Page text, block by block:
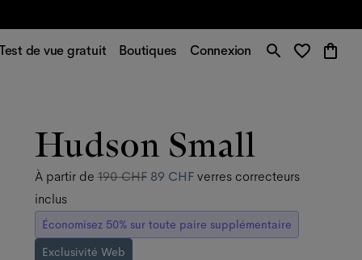
Test de vue gratuit Boutiques Connexion
Hudson Small
À partir de 190 CHF 89 CHF verres correcteurs
inclus
Économisez 50% sur toute paire supplémentaire
Exclusivité Web